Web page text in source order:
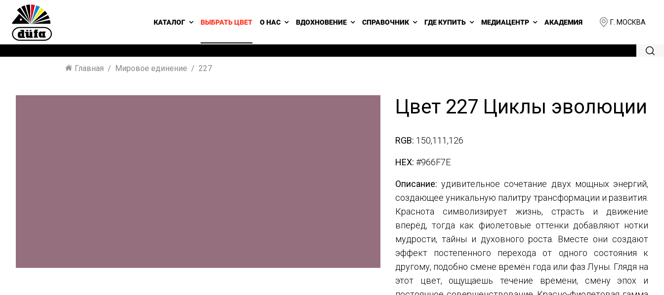
Г. МОСКВА
КАТАЛОГ ВЫБРАТЬ ЦВЕТ О НАС ВДОХНОВЕНИЕ СПРАВОЧНИК ГДЕ КУПИТЬ МЕДИАЦЕНТР АКАДЕМИЯ
Главная Мировое единение 227
Цвет 227 Циклы эволюции
RGB: 150,111,126
HEX: #966F7E
Описание: удивительное сочетание двух мощных энергий,
создающее уникальную палитру трансформации и развития.
Краснота символизирует жизнь, страсть и движение
вперёд, тогда как фиолетовые оттенки добавляют нотки
мудрости, тайны и духовного роста. Вместе они создают
эффект постепенного перехода от одного состояния к
другому, подобно смене времён года или фаз Луны. Глядя на
этот цвет, ощущаешь течение времени, смену эпох и